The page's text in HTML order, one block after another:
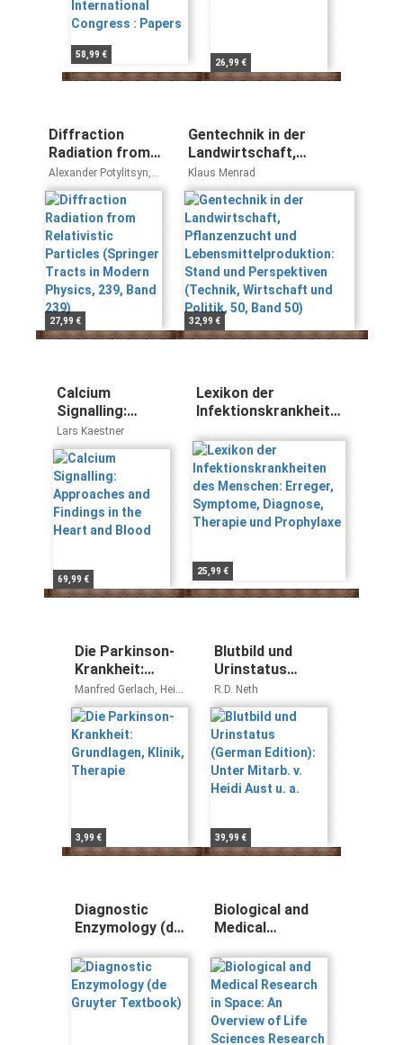
58,99 €
26,99 €
Diffraction
Radiation from
Relativistic
Particles
(Springer Tracts
in Modern
Physics, 239,
Band 239)
Alexander Potylitsyn,
Mikhail Ivanovich
Ryazanov, Mikhail
Nikolaevich Strikhanov,
Alexey Alexandrovich
Tishchenko
27,99 €
Gentechnik in der
Landwirtschaft,
Pflanzenzucht und
Lebensmittelproduktion:
Stand und Perspektiven
(Technik, Wirtschaft und
Politik, 50, Band 50)
Klaus Menrad
32,99 €
Calcium
Signalling:
Approaches and
Findings in the
Heart and Blood
Lars Kaestner
69,99 €
Lexikon der
Infektionskrankheiten
Erreger, Symptome,
Diagnose, Therapie
und Prophylaxe
25,99 €
Die Parkinson-
Krankheit:
Grundlagen,
Klinik, Therapie
Manfred Gerlach, Heinz
Reichmann, Peter
Riederer
3,99 €
Blutbild und
Urinstatus
(German
Edition): Unter
Mitarb. v. Heidi
Aust u. a.
R.D. Neth
39,99 €
Diagnostic
Enzymology (de
Textbook)
Biological and
Medical
Space: An
Overview of Life
Sciences
Research in
Microgravity